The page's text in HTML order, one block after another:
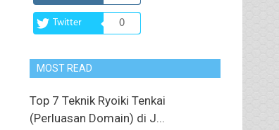
Twitter 0
MOST READ
Top 7 Teknik Ryoiki Tenkai
(Perluasan Domain) di J...